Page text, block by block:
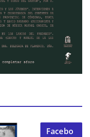
Facebo